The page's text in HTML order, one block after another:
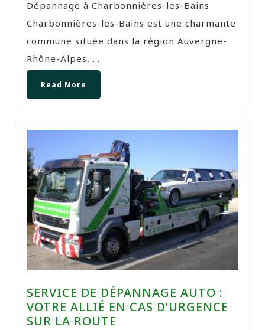
Dépannage à Charbonnières-les-Bains
Charbonnières-les-Bains est une charmante
commune située dans la région Auvergne-
Rhône-Alpes, ...
Read More
SERVICE DE DÉPANNAGE AUTO :
VOTRE ALLIÉ EN CAS D’URGENCE
SUR LA ROUTE